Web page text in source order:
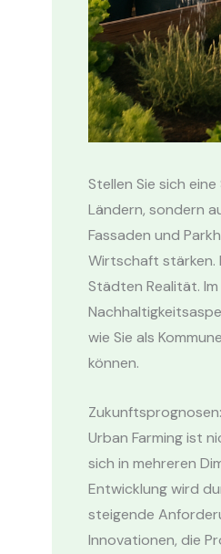
Stellen Sie sich
Ländern, sondern
Fassaden und
Wirtschaft stärken.
Städten Realität.
wie Sie als
können.
Urban Farming ist
sich in mehreren
Entwicklung wird
steigende
Innovationen, die